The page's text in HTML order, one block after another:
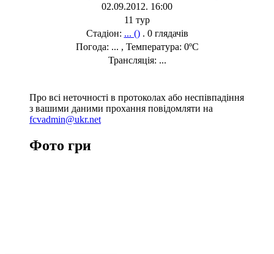
02.09.2012. 16:00
11 тур
Стадіон: ... (). 0 глядачів
Погода: ... , Температура: 0ºC
Трансляція: ...
Про всі неточності в протоколах або неспівпадіння
з вашими даними прохання повідомляти на
fcvadmin@ukr.net
Фото гри